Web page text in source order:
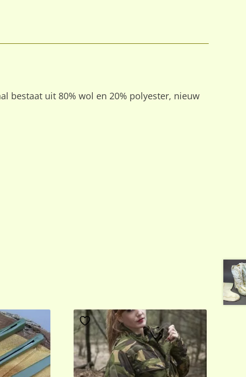
bestaat uit 80% wol en 20% polyester, nieuw